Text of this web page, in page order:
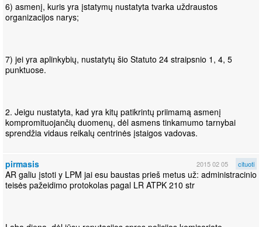
6) asmenį, kuris yra įstatymų nustatyta tvarka uždraustos
organizacijos narys;
7) jei yra aplinkybių, nustatytų šio Statuto 24 straipsnio 1, 4, 5
punktuose.
2. Jeigu nustatyta, kad yra kitų patikrintų priimamą asmenį
kompromituojančių duomenų, dėl asmens tinkamumo tarnybai
sprendžia vidaus reikalų centrinės įstaigos vadovas.
pirmasis 2015 02 05 cituoti
AR galiu įstoti y LPM jai esu baustas prieš metus už: administracinio
teisės pažeidimo protokolas pagal LR ATPK 210 str